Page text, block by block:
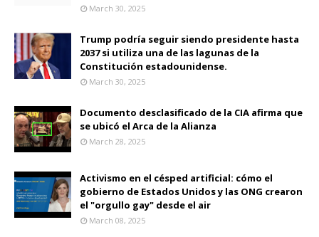
March 30, 2025
Trump podría seguir siendo presidente hasta
2037 si utiliza una de las lagunas de la
Constitución estadounidense.
March 30, 2025
Documento desclasificado de la CIA afirma que
se ubicó el Arca de la Alianza
March 28, 2025
Activismo en el césped artificial: cómo el
gobierno de Estados Unidos y las ONG crearon
el "orgullo gay" desde el air
March 08, 2025